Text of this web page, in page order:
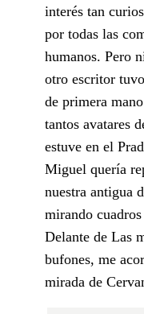
interés tan
por todas las
humanos. Pero
otro escritor
de primera
tantos avatares
estuve en el
Miguel quería
nuestra antigua
mirando
Delante de Las
bufones, me
mirada de